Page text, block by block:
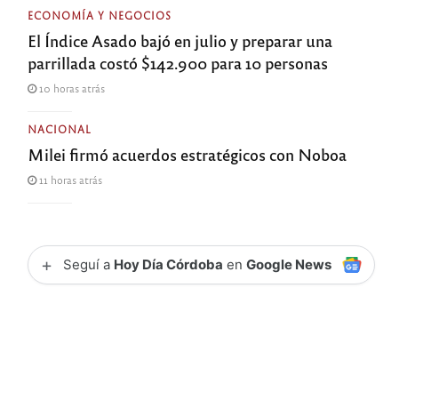
ECONOMÍA Y NEGOCIOS
El Índice Asado bajó en julio y preparar una
parrillada costó $142.900 para 10 personas
10 horas atrás
NACIONAL
Milei firmó acuerdos estratégicos con Noboa
11 horas atrás
+ Seguí a Hoy Día Córdoba enGoogle News